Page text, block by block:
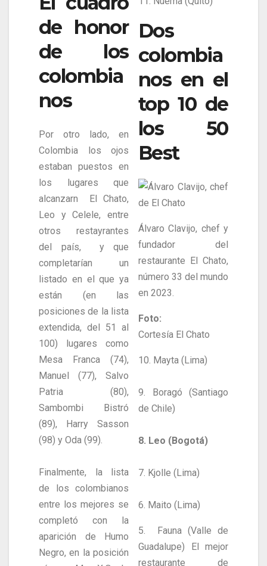
de honor
de los
colombia
nos
Por otro lado, en
Colombia los ojos
estaban puestos en
los lugares que
alcanzarn El Chato,
Leo y Celele, entre
otros restayrantes
del país, y que
completarían un
listado en el que ya
están (en las
posiciones de la lista
extendida, del 51 al
100) lugares como
Mesa Franca (74),
Manuel (77), Salvo
Patria (80),
Sambombi Bistró
(89), Harry Sasson
(98) y Oda (99).
Finalmente, la lista
de los colombianos
entre los mejores se
completó con la
aparición de Humo
Negro, en la posición
Dos
colombia
nos en el
top 10 de
los 50
Best
Álvaro Clavijo, chef y
fundador del
restaurante El Chato,
número 33 del mundo
en 2023.
Foto:
Cortesía El Chato
10. Mayta (Lima)
9. Boragó (Santiago
de Chile)
8. Leo (Bogotá)
7. Kjolle (Lima)
6. Maito (Lima)
5. Fauna (Valle de
Guadalupe) El mejor
restaurante de